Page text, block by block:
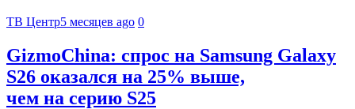
ТВ Центр5 месяцев ago 0
GizmoChina: спрос на Samsung Galaxy
S26 оказался на 25% выше,
чем на серию S25